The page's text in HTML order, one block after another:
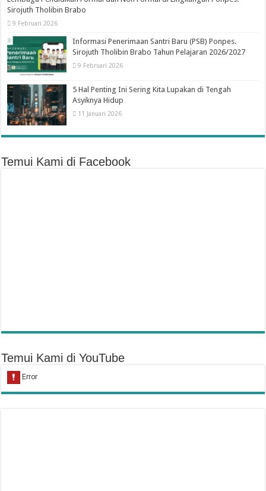
Sirojuth Tholibin Brabo
9 Februari 2026
Informasi Penerimaan Santri Baru (PSB) Ponpes.
Sirojuth Tholibin Brabo Tahun Pelajaran 2026/2027
9 Februari 2026
5 Hal Penting Ini Sering Kita Lupakan di Tengah
Asyiknya Hidup
11 Januari 2026
Temui Kami di Facebook
Temui Kami di YouTube